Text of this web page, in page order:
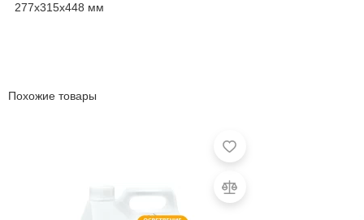
277x315x448 мм
Похожие товары